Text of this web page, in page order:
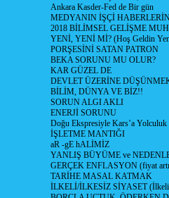
Ankara Kasder-Fed de Bir gün
MEDYANIN İŞÇİ
2018 BİLİMSEL GELİŞME
YENİ, YENİ Mİ? (Hoş Geldin
PORŞESİNİ SATAN PATRON
BEKA SORUNU MU OLUR?
KAR GÜZEL DE
DEVLET ÜZERİNE
BİLİM, DÜNYA VE BİZ!!
SORUN ALGI AKLI
ENERJİ SORUNU
Doğu Ekspresiyle Kars’a Yolculuk
İŞLETME MANTIĞI
aR -gE hALİMİZ
YANLIŞ BÜYÜME ve
GERÇEK ENFLASYON (fiyat
TARİHE MASAL KATMAK
İLKELİ/İLKESİZ SİYASET